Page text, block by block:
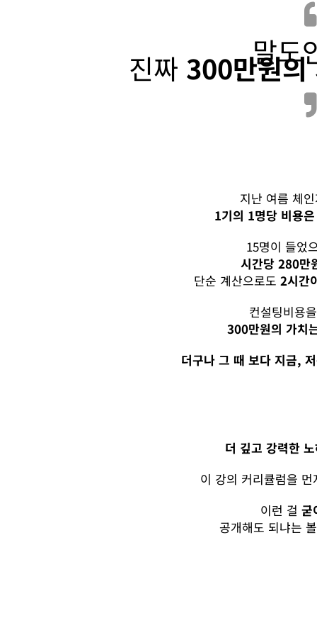
말도
진짜 300만원의
지난 여름 체
1기의 1명당 비용
15명이 들었
시간당 280만
단순 계산으로도 2시간
컨설팅비용
300만원의 가치
더구나 그 때 보다 지금,
더 깊고 강력한
이 강의 커리큘럼을 먼
이런 걸 굳
공개해도 되냐는